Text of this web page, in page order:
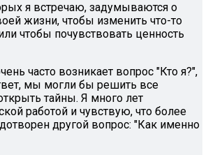
я встречаю, задумываются о
жизни, чтобы изменить что-то
чтобы почувствовать ценность
часто возникает вопрос "Кто я?",
мы могли бы решить все
тайны. Я много лет
работой и чувствую, что более
другой вопрос: "Как именно